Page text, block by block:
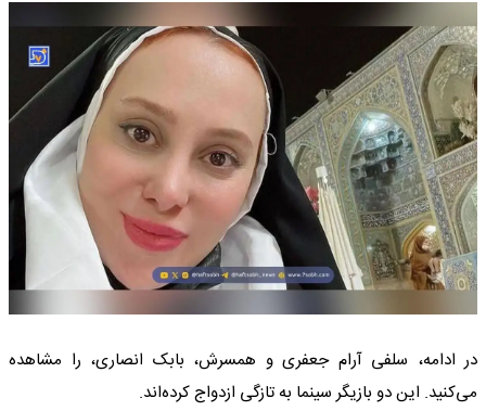
در ادامه، سلفی آرام جعفری و همسرش، بابک انصاری، را مشاهده
می‌کنید. این دو بازیگر سینما به تازگی ازدواج کرده‌اند.